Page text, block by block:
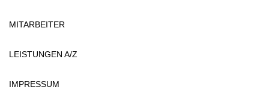
MITARBEITER
LEISTUNGEN A/Z
IMPRESSUM